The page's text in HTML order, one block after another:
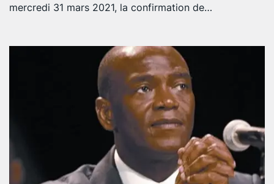
mercredi 31 mars 2021, la confirmation de…